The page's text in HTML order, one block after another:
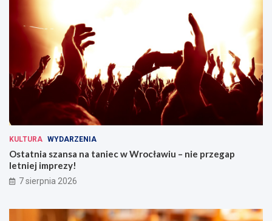
KULTURA WYDARZENIA
Ostatnia szansa na taniec w Wrocławiu – nie przegap
letniej imprezy!
7 sierpnia 2026